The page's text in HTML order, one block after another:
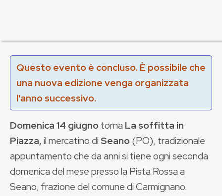
Questo evento è concluso. È possibile che
una nuova edizione venga organizzata
l'anno successivo.
Domenica 14 giugnotorna La soffitta in
Piazza,il mercatino diSeano(PO), tradizionale
appuntamento che da anni si tiene ogni seconda
domenica del mese presso la Pista Rossa a
Seano, frazione del comune di Carmignano.